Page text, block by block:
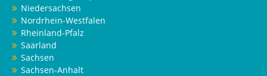
Niedersachsen
Nordrhein-Westfalen
Rheinland-Pfalz
Saarland
Sachsen
Sachsen-Anhalt